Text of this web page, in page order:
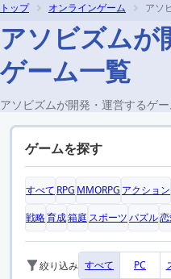
トップ オンラインゲーム アソ
アソビズムが
ゲーム一覧
アソビズムが開発・運営するゲー
ゲームを探す
すべて RPG MMORPG アクション
戦略育成箱庭 スポーツパズル
絞り込み すべて PC